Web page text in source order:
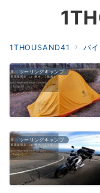
1THOUSAND41 バイ
ツーリングキャンプ
ツーリングキャンプ